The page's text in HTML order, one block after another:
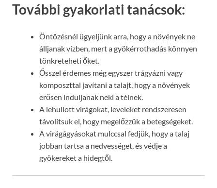
További gyakorlati tanácsok:
Öntözésnél ügyeljünk arra, hogy a növények ne
álljanak vízben, mert a gyökérrothadás könnyen
tönkreteheti őket.
Ősszel érdemes még egyszer trágyázni vagy
komposzttal javítani a talajt, hogy a növények
erősen induljanak neki a télnek.
A lehullott virágokat, leveleket rendszeresen
távolítsuk el, hogy megelőzzük a betegségeket.
A virágágyásokat mulccsal fedjük, hogy a talaj
jobban tartsa a nedvességet, és védje a
gyökereket a hidegtől.